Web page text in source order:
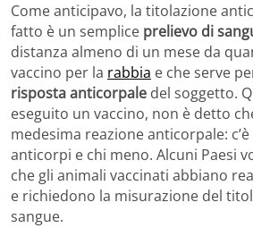
Come anticipavo, la titolazione
fatto è un semplice prelievo di
distanza almeno di un mese da
vaccino per la rabbia e che serve
risposta anticorpale del soggetto.
eseguito un vaccino, non è detto
medesima reazione anticorpale:
anticorpi e chi meno. Alcuni Paesi
che gli animali vaccinati abbiano
e richiedono la misurazione del
sangue.